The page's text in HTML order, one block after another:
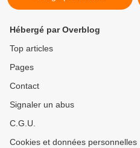
Hébergé par Overblog
Top articles
Pages
Contact
Signaler un abus
C.G.U.
Cookies et données personnelles